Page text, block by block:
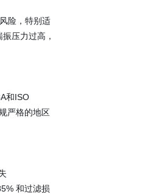
险，特别适
压力过高，
和ISO
严格的地区
和过滤损